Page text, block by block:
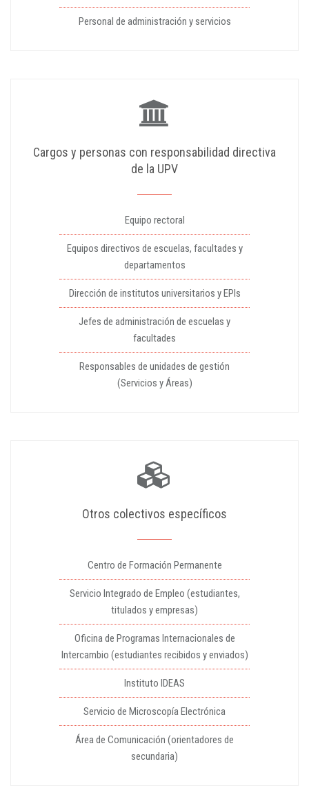
Personal de administración y servicios
Cargos y personas con responsabilidad directiva
de la UPV
Equipo rectoral
Equipos directivos de escuelas, facultades y
departamentos
Dirección de institutos universitarios y EPIs
Jefes de administración de escuelas y
facultades
Responsables de unidades de gestión
(Servicios y Áreas)
Otros colectivos específicos
Centro de Formación Permanente
Servicio Integrado de Empleo (estudiantes,
titulados y empresas)
Oficina de Programas Internacionales de
Intercambio (estudiantes recibidos y enviados)
Instituto IDEAS
Servicio de Microscopía Electrónica
Área de Comunicación (orientadores de
secundaria)